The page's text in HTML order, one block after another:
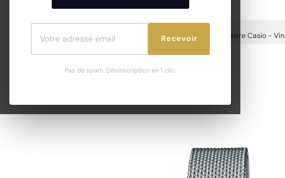
Recevoir
Pas de spam. Désinscription en 1 clic.
Accueil Montres Montres Femme Montre Casio -